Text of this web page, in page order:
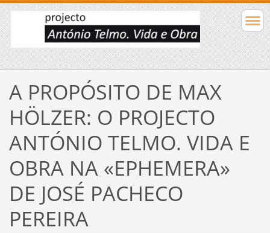
A PROPÓSITO DE MAX
HÖLZER: O PROJECTO
ANTÓNIO TELMO. VIDA E
OBRA NA «EPHEMERA»
DE JOSÉ PACHECO
PEREIRA